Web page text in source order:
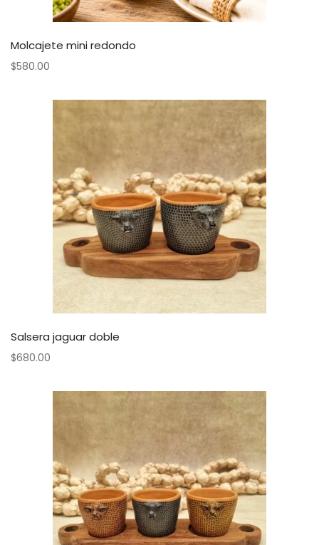
Molcajete mini redondo
$580.00
Salsera jaguar doble
$680.00